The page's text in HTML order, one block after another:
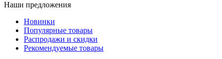
Наши предложения
Новинки
Популярные товары
Распродажи и скидки
Рекомендуемые товары